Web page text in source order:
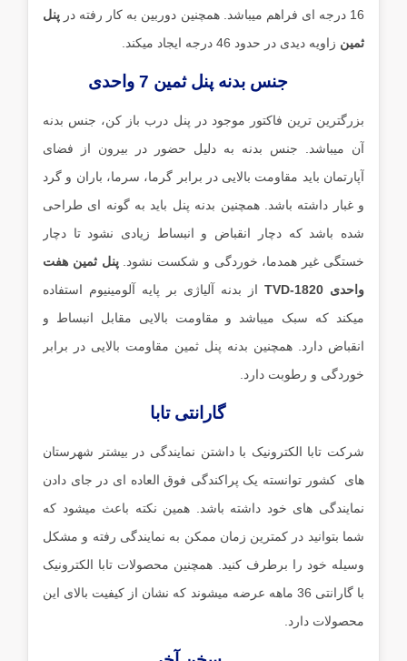
16 درجه ای فراهم میباشد. همچنین دوربین به کار رفته در
پنل
ثمین زاویه دیدی در حدود 46 درجه ایجاد میکند.
جنس بدنه پنل ثمین 7 واحدی
بزرگترین ترین فاکتور موجود در پنل درب باز کن، جنس بدنه
آن میباشد. جنس بدنه به دلیل حضور در بیرون از فضای
آپارتمان باید مقاومت بالایی در برابر گرما، سرما، باران و گرد
و غبار داشته باشد. همچنین بدنه پنل باید به گونه ای طراحی
شده باشد که دچار انقباض و انبساط زیادی نشود تا دچار
خستگی غیر همدما، خوردگی و شکست نشود.پنل ثمین هفت
واحدی TVD-1820
از بدنه آلیاژی بر پایه آلومینیوم استفاده
میکند که سبک میباشد و مقاومت بالایی مقابل انبساط و
انقباض دارد. همچنین بدنه پنل ثمین مقاومت بالایی در برابر
خوردگی و رطوبت دارد.
گارانتی تابا
شرکت تابا الکترونیک با داشتن نمایندگی در بیشتر شهرستان
های کشور توانسته یک پراکندگی فوق العاده ای در جای دادن
نمایندگی های خود داشته باشد. همین نکته باعث میشود که
شما بتوانید در کمترین زمان ممکن به نمایندگی رفته و مشکل
وسیله خود را برطرف کنید. همچنین محصولات تابا الکترونیک
با گارانتی 36 ماهه عرضه میشوند که نشان از کیفیت بالای این
محصولات دارد.